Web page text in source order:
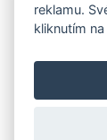
reklamu.
kliknutím